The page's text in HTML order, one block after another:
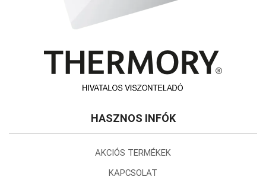
HASZNOS INFÓK
AKCIÓS TERMÉKEK
KAPCSOLAT